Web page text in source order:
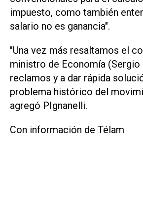
impuesto, como también
salario no es ganancia".
"Una vez más resaltamos el
ministro de Economía (Sergio
reclamos y a dar rápida
problema histórico del
agregó PIgnanelli.
Con información de Télam